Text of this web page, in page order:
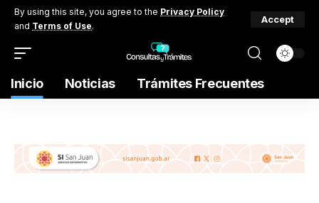
By using this site, you agree to the Privacy Policy
and Terms of Use.
Accept
Inicio Noticias Trámites Frecuentes